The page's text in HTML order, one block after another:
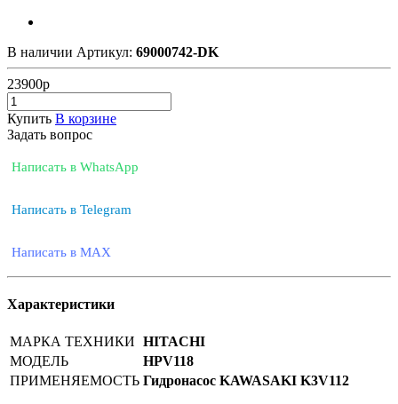
В наличии Артикул: 69000742-DK
23900р
Купить В корзине
Задать вопрос
Написать в WhatsApp
Написать в Telegram
Написать в MAX
Характеристики
МАРКА ТЕХНИКИ HITACHI
МОДЕЛЬ
HPV118
ПРИМЕНЯЕМОСТЬ Гидронасос KAWASAKI K3V112